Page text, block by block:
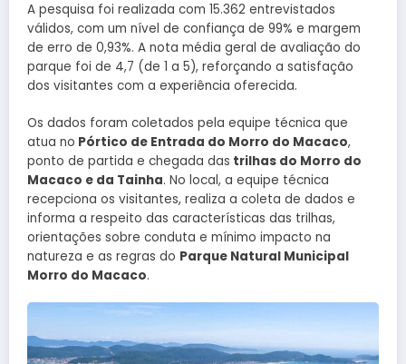
A pesquisa foi realizada com 15.362 entrevistados
válidos, com um nível de confiança de 99% e margem
de erro de 0,93%. A nota média geral de avaliação do
parque foi de 4,7 (de 1 a 5), reforçando a satisfação
dos visitantes com a experiência oferecida.
Os dados foram coletados pela equipe técnica que
atua no Pórtico de Entrada do Morro do Macaco,
ponto de partida e chegada das trilhas do Morro do
Macaco e da Tainha. No local, a equipe técnica
recepciona os visitantes, realiza a coleta de dados e
informa a respeito das características das trilhas,
orientações sobre conduta e mínimo impacto na
natureza e as regras do Parque Natural Municipal
Morro do Macaco.